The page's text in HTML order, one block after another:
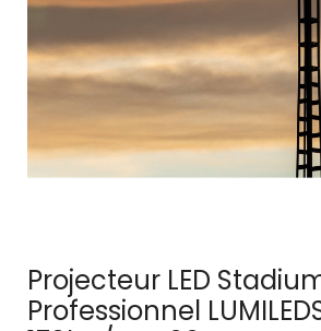
Projecteur LED
Professionnel